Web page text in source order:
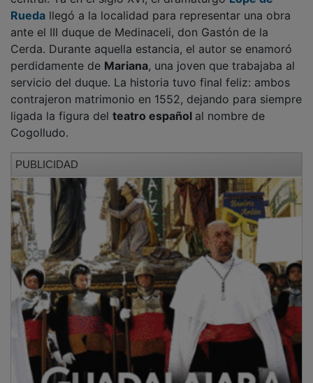
Ruedallegó a la localidad para representar una obra
ante el III duque de Medinaceli, don Gastón de la
Cerda. Durante aquella estancia, el autor se enamoró
perdidamente deMariana, una joven que trabajaba al
servicio del duque. La historia tuvo final feliz: ambos
contrajeron matrimonio en 1552, dejando para siempre
ligada la figura delteatro españolal nombre de
Cogolludo.